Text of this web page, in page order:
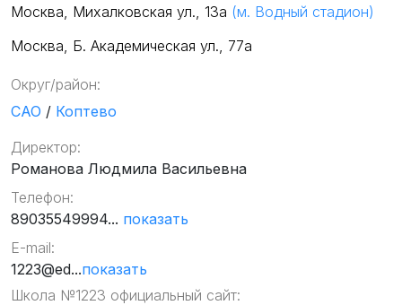
Москва, Михалковская ул., 13а (м. Водный стадион)
Москва, Б. Академическая ул., 77а
Округ/район:
САО / Коптево
Директор:
Романова Людмила Васильевна
Телефон:
89035549994... показать
E-mail:
1223@ed...показать
Школа №1223 официальный сайт: